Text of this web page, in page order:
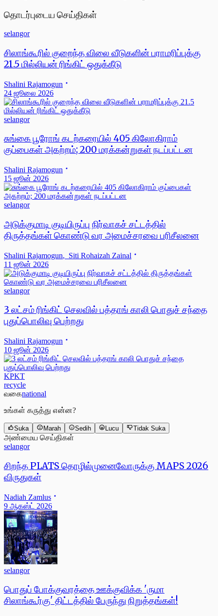
தொடர்புடைய செய்திகள்
selangor
சிலாங்கூரில் குறைந்த விலை வீடுகளின் பராமரிப்புக்கு
21.5 மில்லியன் ரிங்கிட் ஒதுக்கீடு
Shalini Rajamogun
24 ஜூலை 2026
selangor
சுங்கை பூரோங் கடற்கரையில் 405 கிலோகிராம்
குப்பைகள் அகற்றம்; 200 மரக்கன்றுகள் நடப்பட்டன
Shalini Rajamogun
15 ஜூன் 2026
selangor
அடுக்குமாடி குடியிருப்பு நிர்வாகச் சட்டத்தில்
திருத்தங்கள் கொண்டு வர அமைச்சரவை பரிசீலனை
Shalini Rajamogun, Siti Rohaizah Zainal
11 ஜூன் 2026
selangor
3 லட்சம் ரிங்கிட் செலவில் பத்தாங் காலி பொதுச் சந்தை
புதுப்பொலிவு பெற்றது
Shalini Rajamogun
10 ஜூன் 2026
KPKT
recycle
வகைnational
உங்கள் கருத்து என்ன?
Suka Marah Sedih Lucu Tidak Suka
அண்மைய செய்திகள்
selangor
சிறந்த PLATS தொழில்முனைவோருக்கு MAPS 2026
விருதுகள்
Nadiah Zamlus
9 ஆகஸ்ட் 2026
selangor
பொதுப் போக்குவரத்தை ஊக்குவிக்க 'ருமா
சிலாங்கூர்கு' திட்டத்தில் பேருந்து நிறுத்தங்கள்!